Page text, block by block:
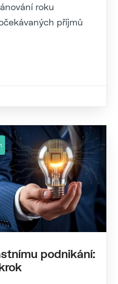
roku
příjmů
podnikání: